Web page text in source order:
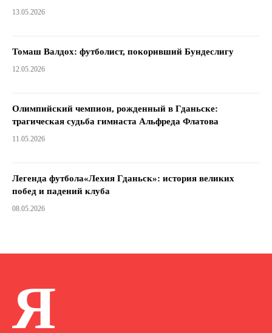
13.05.2026
Томаш Валдох: футболист, покоривший Бундеслигу
12.05.2026
Олимпийский чемпион, рожденный в Гданьске:
трагическая судьба гимнаста Альфреда Флатова
11.05.2026
Легенда футбола«Лехия Гданьск»: история великих
побед и падений клуба
08.05.2026
Я